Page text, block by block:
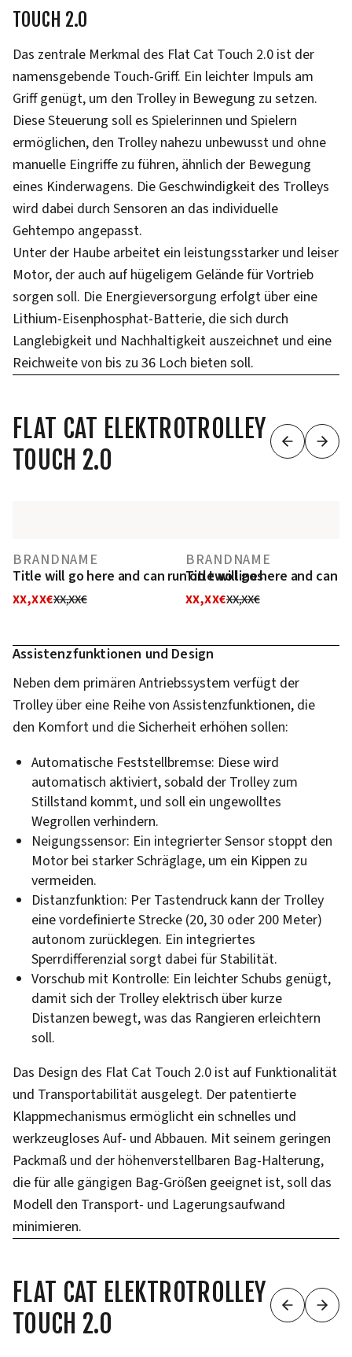
TOUCH 2.0
Das zentrale Merkmal des Flat Cat Touch 2.0 ist der
namensgebende Touch-Griff. Ein leichter Impuls am
Griff genügt, um den Trolley in Bewegung zu setzen.
Diese Steuerung soll es Spielerinnen und Spielern
ermöglichen, den Trolley nahezu unbewusst und ohne
manuelle Eingriffe zu führen, ähnlich der Bewegung
eines Kinderwagens. Die Geschwindigkeit des Trolleys
wird dabei durch Sensoren an das individuelle
Gehtempo angepasst.
Unter der Haube arbeitet ein leistungsstarker und leiser
Motor, der auch auf hügeligem Gelände für Vortrieb
sorgen soll. Die Energieversorgung erfolgt über eine
Lithium-Eisenphosphat-Batterie, die sich durch
Langlebigkeit und Nachhaltigkeit auszeichnet und eine
Reichweite von bis zu 36 Loch bieten soll.
FLAT CAT ELEKTROTROLLEY
TOUCH 2.0
BRANDNAME
Title will go here and can run on two lines
XX,XX€XX,XX€
BRANDNAME
Title will go here and can
XX,XX€XX,XX€
Assistenzfunktionen und Design
Neben dem primären Antriebssystem verfügt der
Trolley über eine Reihe von Assistenzfunktionen, die
den Komfort und die Sicherheit erhöhen sollen:
Automatische Feststellbremse: Diese wird
automatisch aktiviert, sobald der Trolley zum
Stillstand kommt, und soll ein ungewolltes
Wegrollen verhindern.
Neigungssensor: Ein integrierter Sensor stoppt den
Motor bei starker Schräglage, um ein Kippen zu
vermeiden.
Distanzfunktion: Per Tastendruck kann der Trolley
eine vordefinierte Strecke (20, 30 oder 200 Meter)
autonom zurücklegen. Ein integriertes
Sperrdifferenzial sorgt dabei für Stabilität.
Vorschub mit Kontrolle: Ein leichter Schubs genügt,
damit sich der Trolley elektrisch über kurze
Distanzen bewegt, was das Rangieren erleichtern
soll.
Das Design des Flat Cat Touch 2.0 ist auf Funktionalität
und Transportabilität ausgelegt. Der patentierte
Klappmechanismus ermöglicht ein schnelles und
werkzeugloses Auf- und Abbauen. Mit seinem geringen
Packmaß und der höhenverstellbaren Bag-Halterung,
die für alle gängigen Bag-Größen geeignet ist, soll das
Modell den Transport- und Lagerungsaufwand
minimieren.
FLAT CAT ELEKTROTROLLEY
TOUCH 2.0